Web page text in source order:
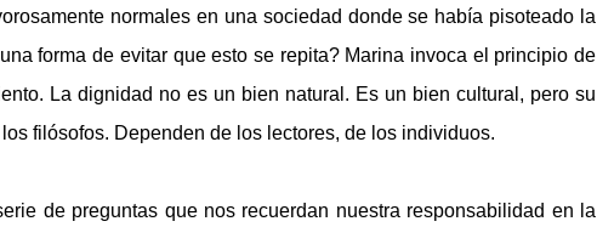
normales en una sociedad donde se había pisoteado la
forma de evitar que esto se repita? Marina invoca el principio de
La dignidad no es un bien natural. Es un bien cultural, pero su
filósofos. Dependen de los lectores, de los individuos.
de preguntas que nos recuerdan nuestra responsabilidad en la